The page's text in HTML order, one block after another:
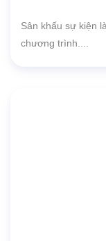
Sân khấu sự kiện
chương trình....